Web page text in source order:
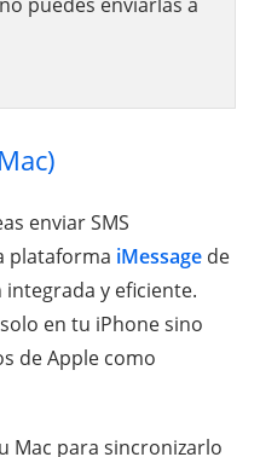
puedes enviarlas a
enviar SMS
plataforma iMessage de
y eficiente.
en tu iPhone sino
de Apple como
Mac para sincronizarlo